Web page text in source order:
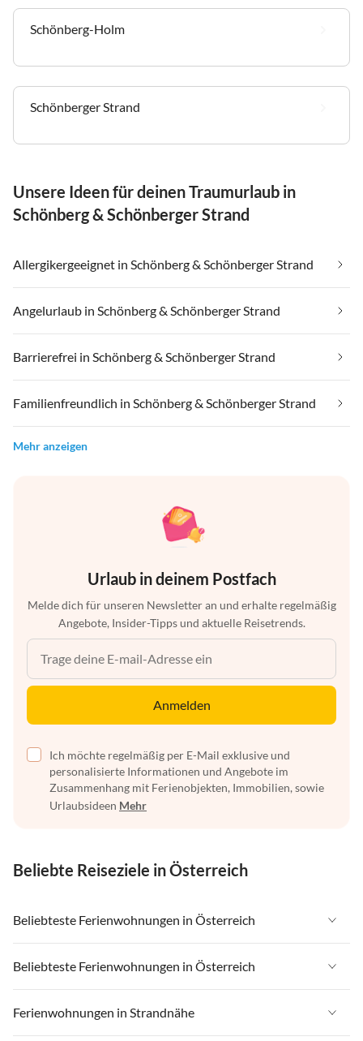
Schönberg-Holm
Schönberger Strand
Unsere Ideen für deinen Traumurlaub in
Schönberg & Schönberger Strand
Allergikergeeignet in Schönberg & Schönberger Strand
Angelurlaub in Schönberg & Schönberger Strand
Barrierefrei in Schönberg & Schönberger Strand
Familienfreundlich in Schönberg & Schönberger Strand
Mehr anzeigen
Urlaub in deinem Postfach
Melde dich für unseren Newsletter an und erhalte regelmäßig
Angebote, Insider-Tipps und aktuelle Reisetrends.
Anmelden
Ich möchte regelmäßig per E-Mail exklusive und
personalisierte Informationen und Angebote im
Zusammenhang mit Ferienobjekten, Immobilien, sowie
Urlaubsideen Mehr
Beliebte Reiseziele in Österreich
Beliebteste Ferienwohnungen in Österreich
Ferienwohnungen in Österreich
Ferienwohnungen in Tirol
Ferienwohnungen in Salzburger Land
Beliebteste Ferienwohnungen in Österreich
Ferienwohnungen in Österreich
Ferienwohnungen in Strandnähe